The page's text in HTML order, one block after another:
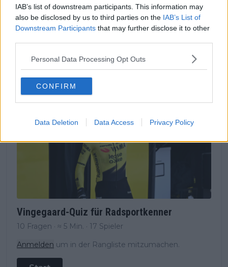
IAB’s list of downstream participants. This information may
also be disclosed by us to third parties on the IAB’s List of
Downstream Participants that may further disclose it to other
Personal Data Processing Opt Outs
CONFIRM
Data Deletion Data Access Privacy Policy
großen Bergetappe eine deutliche Lücke zu
Vingegaard, verlieren viele Fans ein Stück jener
Ungewissheit, die den Sport unberechenbar macht.
Vingegaard-Quiz für Radsportkenner
10 Fragen · ≈ 5 Min. · 17 Spieler
Anmelden um in der Rangliste mitzumachen.